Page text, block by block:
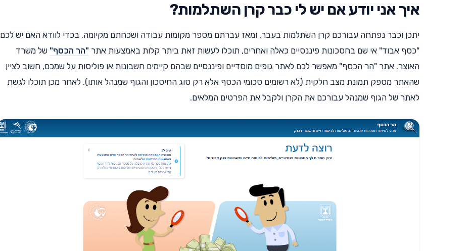
איך אני יודע אם יש לי כבר קרן השתלמות?
יתכן וכבר נפתחה עבורכם קרן השתלמות בעבר, ומאז עברתם מספר מקומות עבודה ושכחתם מקיומה. בכדי לוודא האם יש לכם
"כסף אבוד" אי שם בחסכונות פיננסיים כאלה ואחרים, תוכלו לעשות זאת ביתר קלות באמצעות אתר "הר הכסף" של משרד
האוצר. אתר "הר הכסף" מאפשר לכם לאתר גופים מוסדיים ופיננסיים שבהם קיימים חשבונות או פוליסות על שמכם, חשוב לציין
שהאתר מספק תמונת מצב חלקית (לא רשומים סכומי הכסף אלא רק סוג החיסכון והגוף שמנהל אותו). לאחר מכן תוכלו לגשת
לאתר של הגוף שמנהל עבורכם את הקרן ולקבל את הפרטים המלאים.